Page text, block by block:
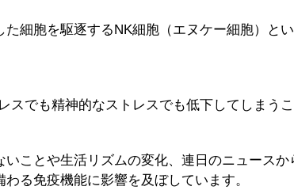
細胞を駆逐するNK細胞（エヌケー細胞）と
スでも精神的なストレスでも低下してしまう
ことや生活リズムの変化、連日のニュース
る免疫機能に影響を及ぼしています。